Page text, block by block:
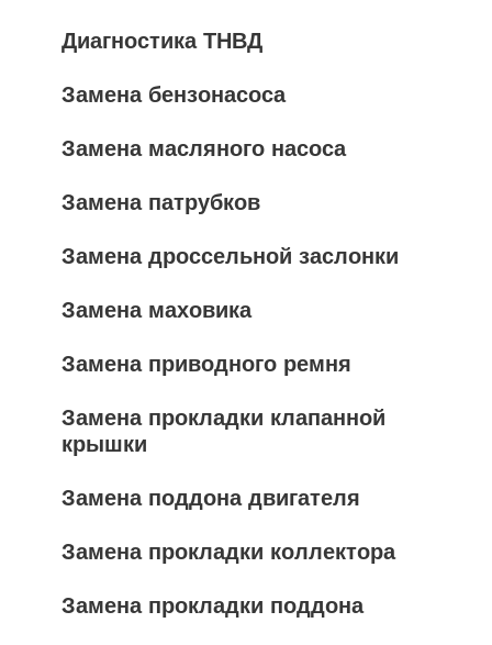
Диагностика ТНВД
Замена бензонасоса
Замена масляного насоса
Замена патрубков
Замена дроссельной заслонки
Замена маховика
Замена приводного ремня
Замена прокладки клапанной
крышки
Замена поддона двигателя
Замена прокладки коллектора
Замена прокладки поддона